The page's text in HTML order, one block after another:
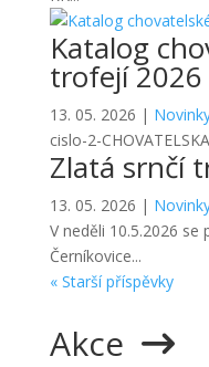
Katalog
trofejí 2026
13. 05. 2026 |
cislo-2-
Zlatá srnčí
13. 05. 2026 |
V neděli 10.5.2026
Černíkovice...
« Starší příspěvky
Akce